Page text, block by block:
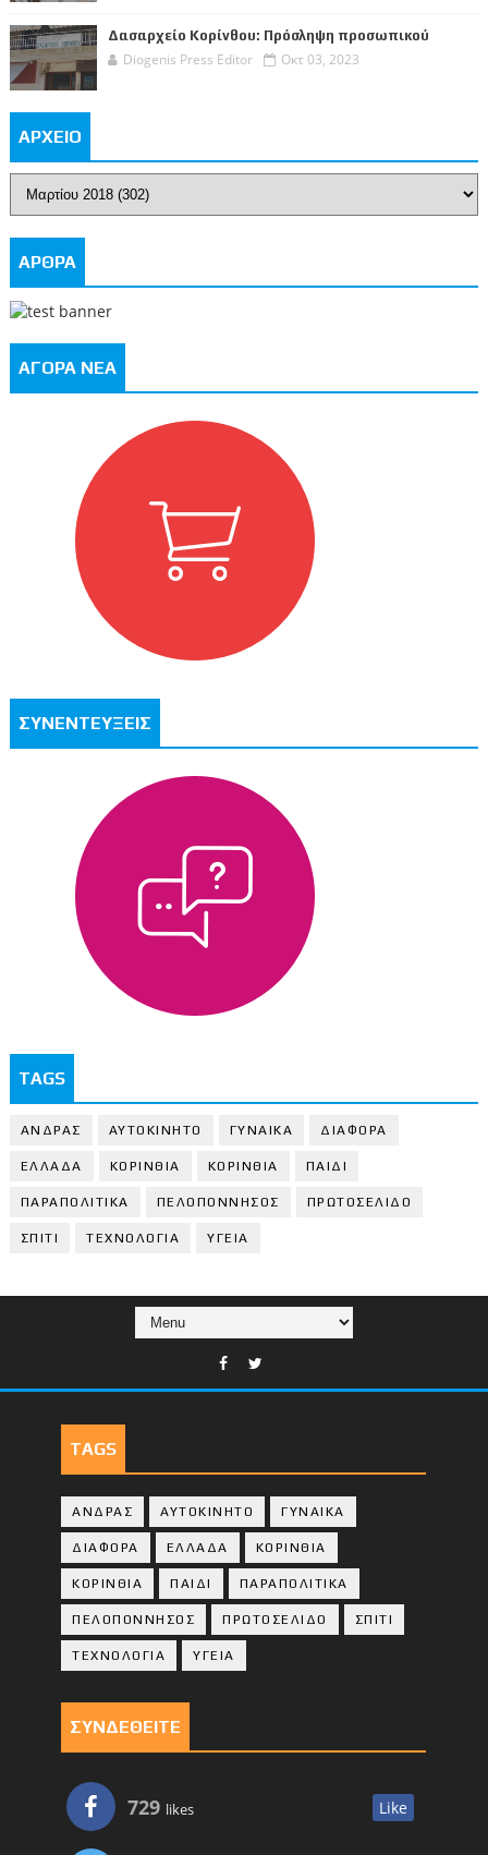
Δασαρχείο Κορίνθου: Πρόσληψη προσωπικού
Diogenis Press Editor Οκτ 03, 2023
ΑΡΧΕΙΟ
ΑΡΘΡΑ
ΑΓΟΡΑ ΝΕΑ
ΣΥΝΕΝΤΕΥΞΕΙΣ
TAGS
ΑΝΔΡΑΣ ΑΥΤΟΚΙΝΗΤΟ ΓΥΝΑΙΚΑ ΔΙΑΦΟΡΑ
ΕΛΛΑΔΑ ΚΟΡΙΝΘΙΑ ΚΟΡΙΝΘΙA ΠΑΙΔΙ
ΠΑΡΑΠΟΛΙΤΙΚΑ ΠΕΛΟΠΟΝΝΗΣΟΣ ΠΡΩΤΟΣΕΛΙΔΟ
ΣΠΙΤΙ ΤΕΧΝΟΛΟΓΙΑ ΥΓΕΙΑ
TAGS
ΑΝΔΡΑΣ ΑΥΤΟΚΙΝΗΤΟ ΓΥΝΑΙΚΑ
ΔΙΑΦΟΡΑ ΕΛΛΑΔΑ ΚΟΡΙΝΘΙΑ
ΚΟΡΙΝΘΙA ΠΑΙΔΙ ΠΑΡΑΠΟΛΙΤΙΚΑ
ΠΕΛΟΠΟΝΝΗΣΟΣ ΠΡΩΤΟΣΕΛΙΔΟ ΣΠΙΤΙ
ΤΕΧΝΟΛΟΓΙΑ ΥΓΕΙΑ
ΣΥΝΔΕΘΕΙΤΕ
729 likes Like